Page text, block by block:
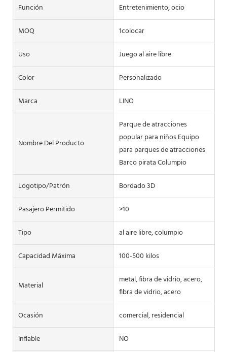
Función
Entretenimiento, ocio
MOQ
1colocar
Uso
Juego al aire libre
Color
Personalizado
Marca
LINO
Nombre Del Producto
Parque de atracciones
popular para niños Equipo
para parques de atracciones
Barco pirata Columpio
Logotipo/patrón
Bordado 3D
Pasajero Permitido
>10
Tipo
al aire libre, columpio
Capacidad Máxima
100-500 kilos
Material
metal, fibra de vidrio, acero,
fibra de vidrio, acero
Ocasión
comercial, residencial
Inflable
NO